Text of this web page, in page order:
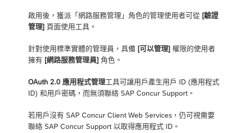
啟用後，獲派「網路服務管理」角色的管理使用者可從 [驗證
管理] 頁面使用工具。
針對使用標準實體的管理員，具備 [可以管理] 權限的使用者
擁有 [網路服務管理員] 角色。
OAuth 2.0 應用程式管理工具可讓用戶產生用戶 ID (應用程式
ID) 和用戶密碼，而無須聯絡 SAP Concur Support。
若用戶沒有 SAP Concur Client Web Services，仍可視需要
聯絡 SAP Concur Support 以取得應用程式 ID。